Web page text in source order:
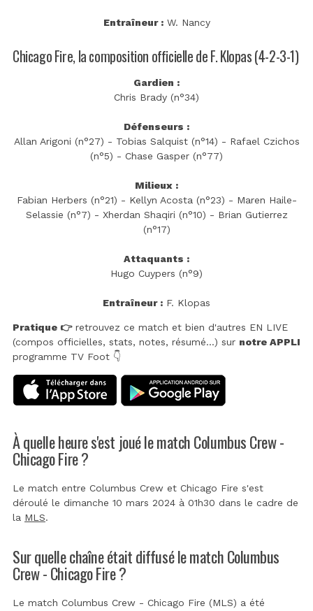
Entraîneur :W. Nancy
Chicago Fire, la composition officielle de F. Klopas (4-2-3-1)
Gardien :
Chris Brady (n°34)
Défenseurs :
Allan Arigoni (n°27) - Tobias Salquist (n°14) - Rafael Czichos
(n°5) - Chase Gasper (n°77)
Milieux :
Fabian Herbers (n°21) - Kellyn Acosta (n°23) - Maren Haile-
Selassie (n°7) - Xherdan Shaqiri (n°10) - Brian Gutierrez
(n°17)
Attaquants :
Hugo Cuypers (n°9)
Entraîneur : F. Klopas
Pratique 👉retrouvez ce match et bien d'autres EN LIVE
(compos officielles, stats, notes, résumé...) sur notre APPLI
programme TV Foot 👇
À quelle heure s'est joué le match Columbus Crew -
Chicago Fire ?
Le match entre Columbus Crew et Chicago Fire s'est
déroulé le dimanche 10 mars 2024 à 01h30 dans le cadre de
la MLS.
Sur quelle chaîne était diffusé le match Columbus
Crew - Chicago Fire ?
Le match Columbus Crew - Chicago Fire (MLS) a été